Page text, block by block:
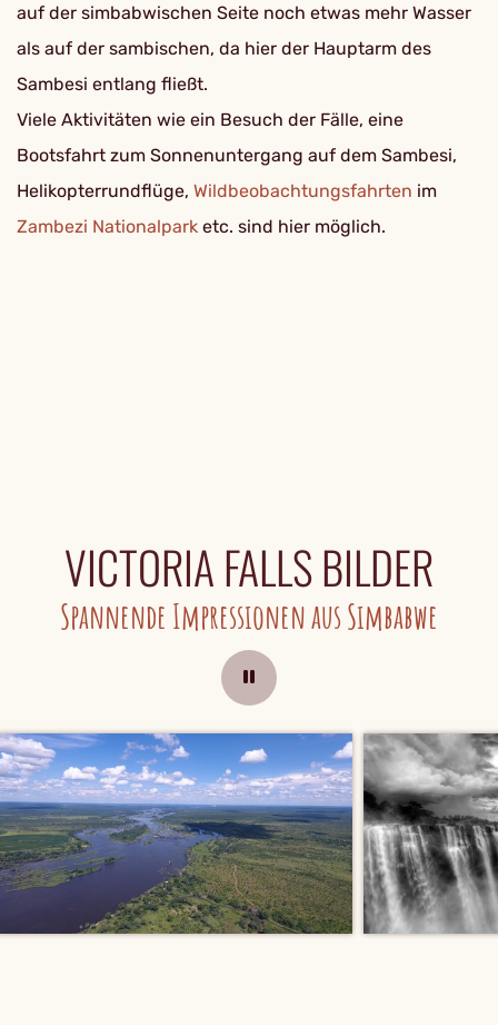
auf der simbabwischen Seite noch etwas mehr Wasser
als auf der sambischen, da hier der Hauptarm des
Sambesi entlang fließt.
Viele Aktivitäten wie ein Besuch der Fälle, eine
Bootsfahrt zum Sonnenuntergang auf dem Sambesi,
Helikopterrundflüge, Wildbeobachtungsfahrten im
Zambezi Nationalpark etc. sind hier möglich.
VICTORIA FALLS BILDER
Spannende Impressionen aus Simbabwe